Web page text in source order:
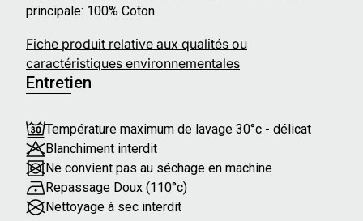
principale: 100% Coton.
Fiche produit relative aux qualités ou
caractéristiques environnementales
Entretien
Température maximum de lavage 30°c - délicat
Blanchiment interdit
Ne convient pas au séchage en machine
Repassage Doux (110°c)
Nettoyage à sec interdit